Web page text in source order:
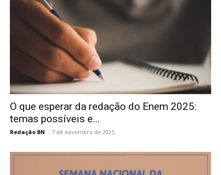
O que esperar da redação do Enem 2025:
temas possíveis e...
Redação BN - 7 de novembro de 2025